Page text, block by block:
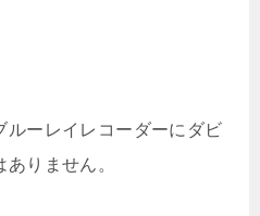
ルーレイレコーダーにダビ
りません。